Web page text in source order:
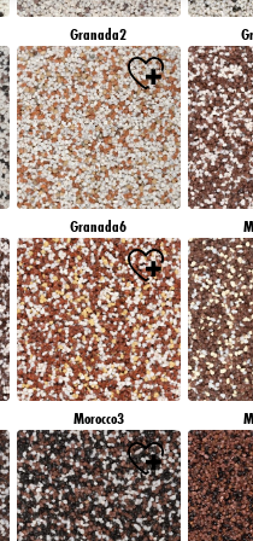
Granada2
Granada6
Morocco3
lokalite a v iných médiách (tretích strán)
vám alebo vašej domácnosti, ako aj na
kampaní..
vašich údajov nájdete v našom vyhlásení o
pätičke (časť "Cookies, pixely, odtlačky
môžete kedykoľvek odvolať s účinnosťou do
našej webovej stránke v časti "Nastavenia
informácie týkajúce sa súborov cookie
ich uchovávania, nájdete v podrobných
ktoré sú k dispozícii po kliknutí na tlačidlo
nájsť viac informácií o spracovaní vašich
cookie a povoliť ich na jeden alebo viacero
na "Prijať všetko" súhlasíte s používaním
osobných údajov na všetky vyššie
sa používať len súbory cookie, ktoré sú
tejto webovej stránky.